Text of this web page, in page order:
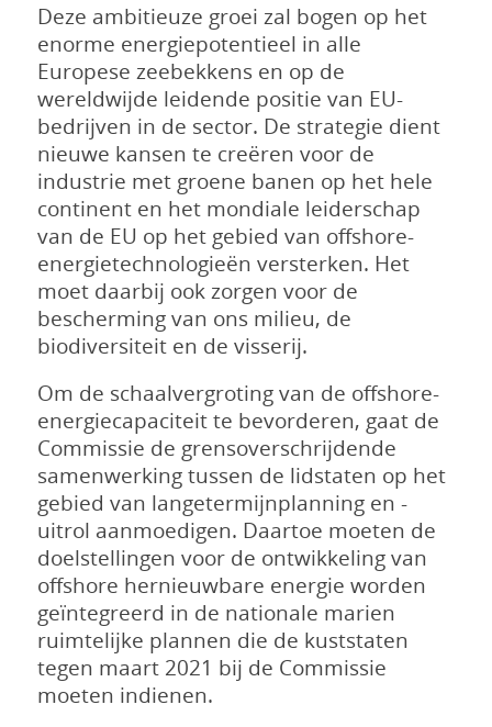
Deze ambitieuze groei zal bogen op het
enorme energiepotentieel in alle
Europese zeebekkens en op de
wereldwijde leidende positie van EU-
bedrijven in de sector. De strategie dient
nieuwe kansen te creëren voor de
industrie met groene banen op het hele
continent en het mondiale leiderschap
van de EU op het gebied van offshore-
energietechnologieën versterken. Het
moet daarbij ook zorgen voor de
bescherming van ons milieu, de
biodiversiteit en de visserij.
Om de schaalvergroting van de offshore-
energiecapaciteit te bevorderen, gaat de
Commissie de grensoverschrijdende
samenwerking tussen de lidstaten op het
gebied van langetermijnplanning en -
uitrol aanmoedigen. Daartoe moeten de
doelstellingen voor de ontwikkeling van
offshore hernieuwbare energie worden
geïntegreerd in de nationale marien
ruimtelijke plannen die de kuststaten
tegen maart 2021 bij de Commissie
moeten indienen.